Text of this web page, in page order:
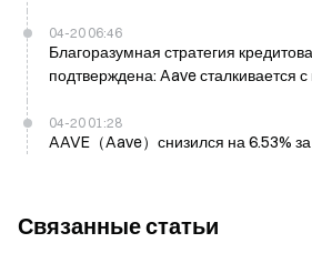
04-20 06:46
Благоразумная стратегия
подтверждена: Aave сталкивается с
04-20 01:28
AAVE（Aave）снизился на 6.53%
Связанные статьи